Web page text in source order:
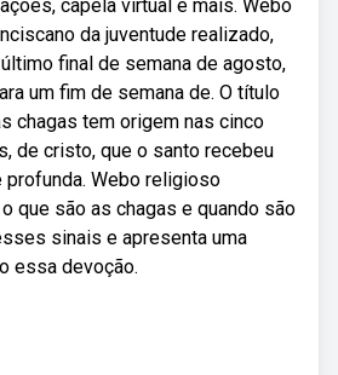
capela virtual e mais. Webo
da juventude realizado,
final de semana de agosto,
um fim de semana de. O título
chagas tem origem nas cinco
de cristo, que o santo recebeu
profunda. Webo religioso
que são as chagas e quando são
sinais e apresenta uma
essa devoção.